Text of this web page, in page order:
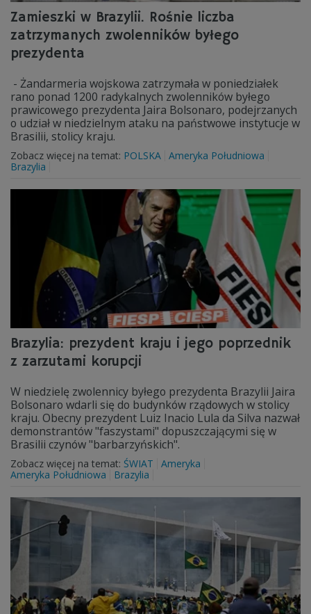
Zamieszki w Brazylii. Rośnie liczba
zatrzymanych zwolenników byłego
prezydenta
- Żandarmeria wojskowa zatrzymała w poniedziałek
rano ponad 1200 radykalnych zwolenników byłego
prawicowego prezydenta Jaira Bolsonaro, podejrzanych
o udział w niedzielnym ataku na państwowe instytucje w
Brasilii, stolicy kraju.
Zobacz więcej na temat: POLSKA Ameryka Południowa
Brazylia
Brazylia: prezydent kraju i jego poprzednik
z zarzutami korupcji
W niedzielę zwolennicy byłego prezydenta Brazylii Jaira
Bolsonaro wdarli się do budynków rządowych w stolicy
kraju. Obecny prezydent Luiz Inacio Lula da Silva nazwał
demonstrantów "faszystami" dopuszczającymi się w
Brasilii czynów "barbarzyńskich".
Zobacz więcej na temat: ŚWIAT
Ameryka
Ameryka Południowa
Brazylia